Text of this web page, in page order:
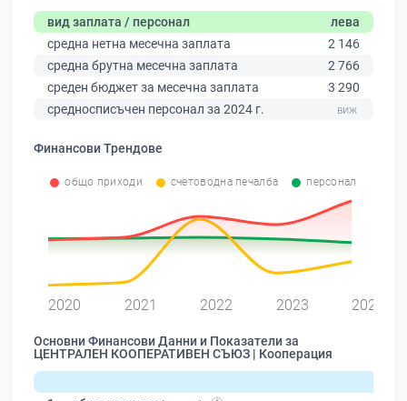
вид заплата / персонал
лева
средна нетна месечна заплата
2 146
средна брутна месечна заплата
2 766
среден бюджет за месечна заплата
3 290
средносписъчен персонал за 2024 г.
Финансови Трендове
общо приходи счетоводна печалба персонал
2020 2021 2022 2023 2024
Основни Финансови Данни и Показатели за
ЦЕНТРАЛЕН КООПЕРАТИВЕН СЪЮЗ | Кооперация